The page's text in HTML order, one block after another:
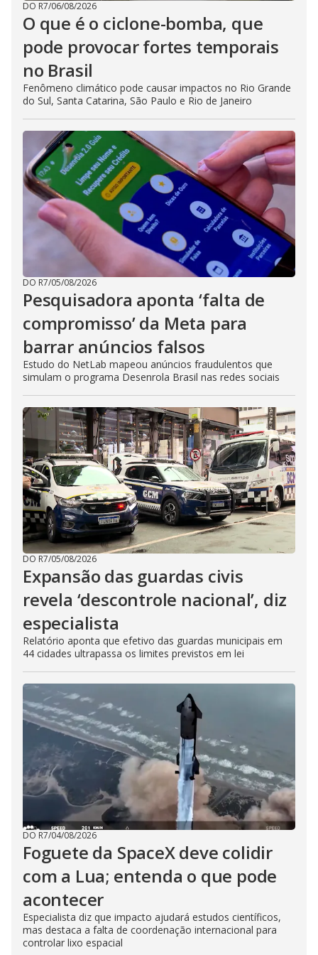
DO R7/06/08/2026
O que é o ciclone-bomba, que
pode provocar fortes temporais
no Brasil
Fenômeno climático pode causar impactos no Rio Grande
do Sul, Santa Catarina, São Paulo e Rio de Janeiro
DO R7/05/08/2026
Pesquisadora aponta ‘falta de
compromisso’ da Meta para
barrar anúncios falsos
Estudo do NetLab mapeou anúncios fraudulentos que
simulam o programa Desenrola Brasil nas redes sociais
DO R7/05/08/2026
Expansão das guardas civis
revela ‘descontrole nacional’, diz
especialista
Relatório aponta que efetivo das guardas municipais em
44 cidades ultrapassa os limites previstos em lei
DO R7/04/08/2026
Foguete da SpaceX deve colidir
com a Lua; entenda o que pode
acontecer
Especialista diz que impacto ajudará estudos científicos,
mas destaca a falta de coordenação internacional para
controlar lixo espacial